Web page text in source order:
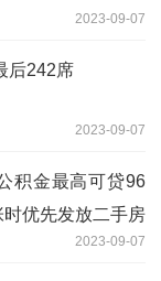
2023-09-07
后242席
2023-09-07
积金最高可贷96
优先发放二手房
2023-09-07